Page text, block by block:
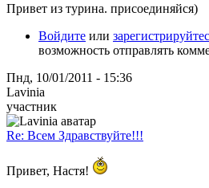
Привет из турина. присоединяйся)
Войдите или
возможность отправлять
Пнд, 10/01/2011 - 15:36
Lavinia
участник
Re: Всем Здравствуйте!!!
Привет, Настя!